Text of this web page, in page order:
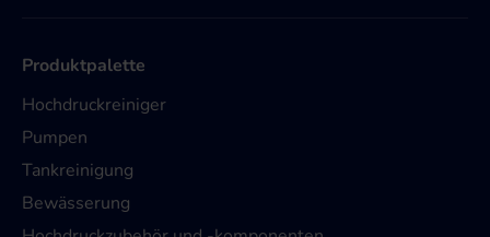
Produktpalette
Hochdruckreiniger
Pumpen
Tankreinigung
Bewässerung